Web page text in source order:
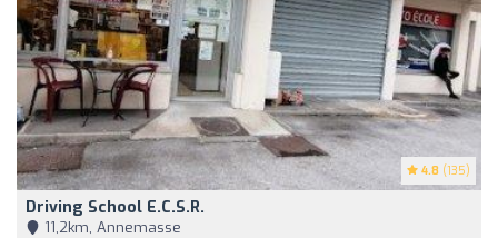
4.8 (135)
Driving School E.c.s.r.
11,2km, Annemasse